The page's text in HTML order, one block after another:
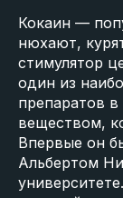
Кокаин —
нюхают,
стимулятор
один из
препаратов
веществом,
Впервые он
Альбертом